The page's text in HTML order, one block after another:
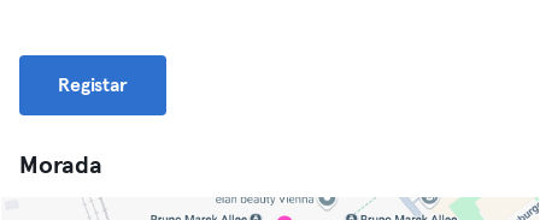
Registar
Morada